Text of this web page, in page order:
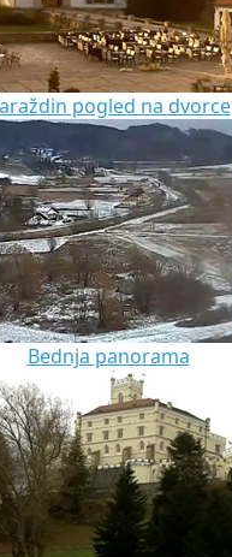
pogled na dvorce
Bednja panorama